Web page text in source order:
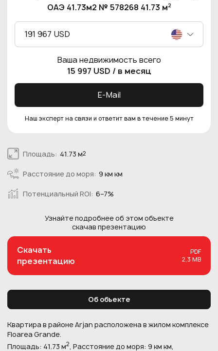
Площадь: 41.73 м2
Расстояние до моря: 9 км км
Потенциальный ROI: 6–7%
Узнайте подробнее об этом объекте
скачав презентацию
Скачать
презентацию
PDF
2,3 MB
Об объекте
Квартира в районе Arjan расположена в жилом комплексе
Floarea Grande.
Площадь: 41.73 м2, Расстояние до моря: 9 км км,
ОАЭ 41.73м2 № 578268 41.73 м2
191 967 USD
Ваша недвижимость всего
15 997 USD / в месяц
E-Mail
Наш эксперт на связи и ответит вам в течение 5 минут